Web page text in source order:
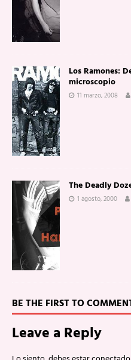
Los Ramones:
microscopio
11 marzo, 2008
The Deadly
1 agosto, 2000
BE THE FIRST TO
Leave a Reply